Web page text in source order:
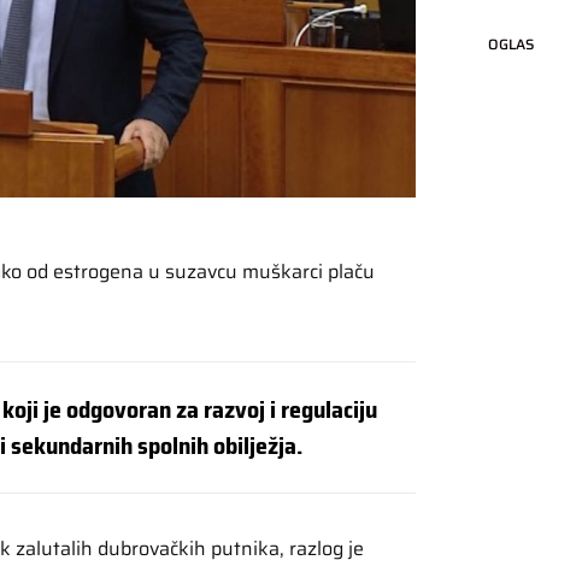
od estrogena u suzavcu muškarci plaču
je odgovoran za razvoj i regulaciju
spolnih obilježja.
zalutalih dubrovačkih putnika, razlog je
OGLAS